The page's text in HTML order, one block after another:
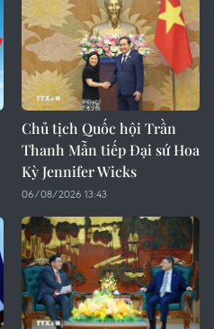
Chủ tịch Quốc hội Trần
Thanh Mẫn tiếp Đại sứ Hoa
Kỳ Jennifer Wicks
06/08/2026 13:43